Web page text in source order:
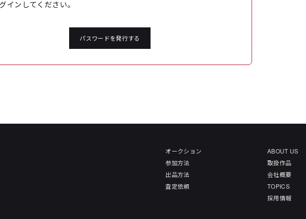
インしてください。
パスワードを発行する
オークション
参加方法
出品方法
査定依頼
ABOUT US
取扱作品
会社概要
TOPICS
採用情報